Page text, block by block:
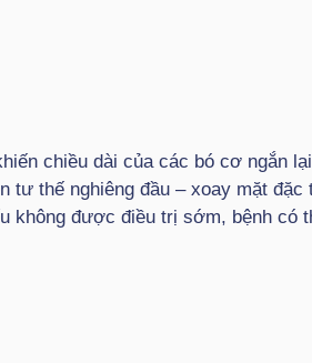
chiều dài của các bó cơ ngắn
tư thế nghiêng đầu – xoay mặt
không được điều trị sớm, bệnh có